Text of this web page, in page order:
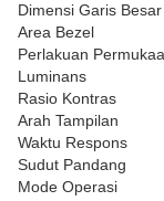
Dimensi Garis Besar
Area Bezel
Perlakuan
Luminans
Rasio Kontras
Arah Tampilan
Waktu Respons
Sudut Pandang
Mode Operasi